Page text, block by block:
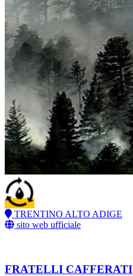
TRENTINO ALTO ADIGE
sito web ufficiale
FRATELLI CAFFERATI